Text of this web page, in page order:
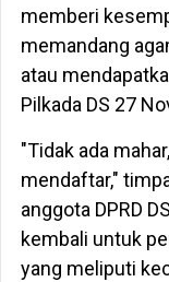
memberi
memandang
atau
Pilkada DS 27
"Tidak ada
mendaftar,"
anggota DPRD
kembali untuk
yang meliputi